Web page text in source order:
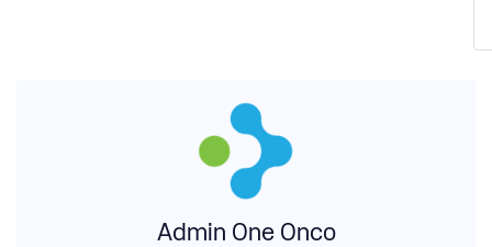
Admin One Onco